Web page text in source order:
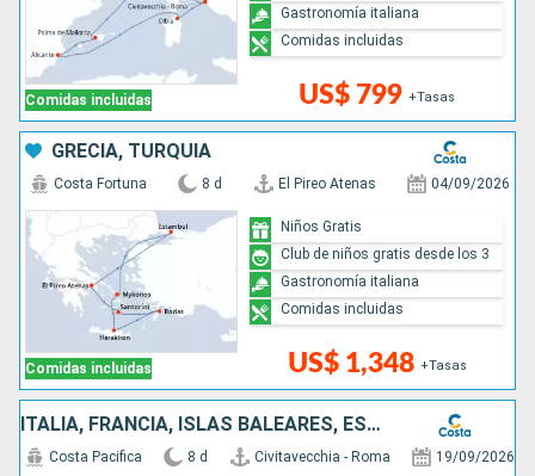
Comidas incluidas US$ 799 +Tasas
Gastronomía italiana
Comidas incluidas
GRECIA, TURQUÍA
Comidas incluidas
Costa Fortuna 8 d El Pireo Atenas 04/09/2026
US$ 1,348 +Tasas
Niños Gratis
Club de niños gratis desde los 3
Gastronomía italiana
Comidas incluidas
ITALIA, FRANCIA, ISLAS BALEARES, ESPAÑA
Costa Pacifica 8 d Civitavecchia - Roma 19/09/2026